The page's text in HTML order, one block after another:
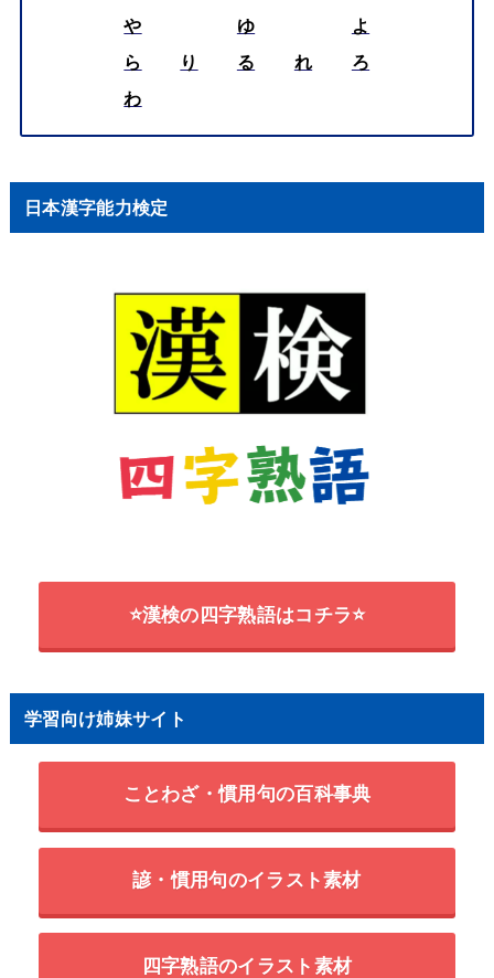
や
ゆ
よ
ら
り る れ
ろ
わ
日本漢字能力検定
⭐漢検の四字熟語はコチラ⭐
学習向け姉妹サイト
ことわざ・慣用句の百科事典
諺・慣用句のイラスト素材
四字熟語のイラスト素材